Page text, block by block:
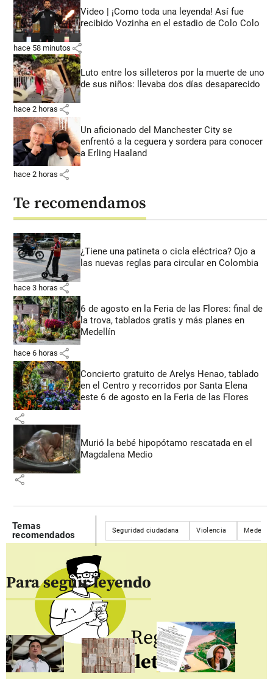
Video | ¡Como toda una leyenda! Así fue
recibido Vozinha en el estadio de Colo Colo
hace 58 minutos share
Luto entre los silleteros por la muerte de uno
de sus niños: llevaba dos días desaparecido
hace 2 horas share
Un aficionado del Manchester City se
enfrentó a la ceguera y sordera para conocer
a Erling Haaland
hace 2 horas share
Te recomendamos
¿Tiene una patineta o cicla eléctrica? Ojo a
las nuevas reglas para circular en Colombia
hace 3 horas share
6 de agosto en la Feria de las Flores: final de
la trova, tablados gratis y más planes en
Medellín
hace 6 horas share
Concierto gratuito de Arelys Henao, tablado
en el Centro y recorridos por Santa Elena
este 6 de agosto en la Feria de las Flores
share
Murió la bebé hipopótamo rescatada en el
Magdalena Medio
share
Temas
recomendados
Seguridad ciudadana Violencia Medellín
Para seguir leyendo
Regístrate al
newsletter